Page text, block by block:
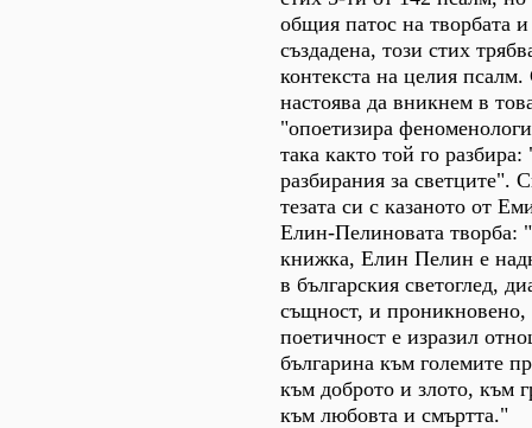
общия патос на творбата и
създадена, този стих
контекста на целия
настоява да вникнем в
"опоетизира
така както той го
разбирания за светците".
тезата си с казаното от
Елин-Пелиновата творба:
книжка, Елин Пелин е
в българския светоглед,
същност, и проникновено,
поетичност е изразил
българина към големите
към доброто и злото, към
към любовта и смъртта."